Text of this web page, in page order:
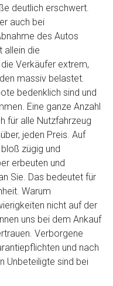
deutlich erschwert.
auch bei
des Autos
allein die
Verkäufer extrem,
massiv belastet.
bedenklich sind und
Eine ganze Anzahl
für alle Nutzfahrzeug
jeden Preis. Auf
zügig und
erbeuten und
Sie. Das bedeutet für
Warum
nicht auf der
uns bei dem Ankauf
Verborgene
und nach
Unbeteiligte sind bei